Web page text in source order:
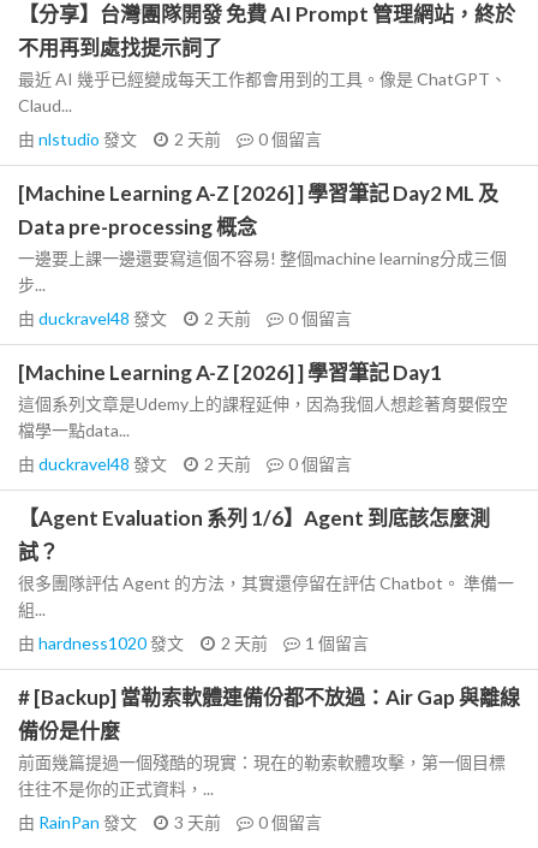
【分享】台灣團隊開發 免費 AI Prompt 管理網站，終於
不用再到處找提示詞了
最近 AI 幾乎已經變成每天工作都會用到的工具。像是 ChatGPT、
Claud...
由 nlstudio 發文 2 天前 0個留言
[Machine Learning A-Z [2026] ] 學習筆記 Day2 ML 及
Data pre-processing 概念
一邊要上課一邊還要寫這個不容易! 整個machine learning分成三個
步...
由 duckravel48 發文 2 天前 0個留言
[Machine Learning A-Z [2026] ] 學習筆記 Day1
這個系列文章是Udemy上的課程延伸，因為我個人想趁著育嬰假空
檔學一點data...
由 duckravel48 發文 2 天前 0個留言
【Agent Evaluation 系列 1/6】Agent 到底該怎麼測
試？
很多團隊評估 Agent 的方法，其實還停留在評估 Chatbot。 準備一
組...
由 hardness1020發文 2 天前 1 個留言
# [Backup] 當勒索軟體連備份都不放過：Air Gap 與離線
備份是什麼
前面幾篇提過一個殘酷的現實：現在的勒索軟體攻擊，第一個目標
往往不是你的正式資料，...
由 RainPan 發文 3 天前 0個留言